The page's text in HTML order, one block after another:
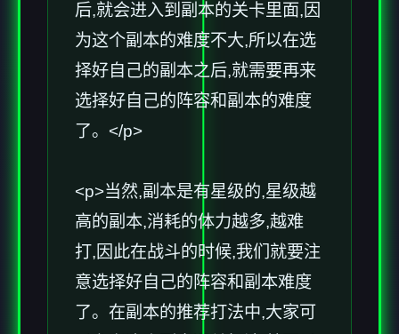
后,就会进入到副本的关卡里面,因
为这个副本的难度不大,所以在选
择好自己的副本之后,就需要再来
选择好自己的阵容和副本的难度
了。</p>
<p>当然,副本是有星级的,星级越
高的副本,消耗的体力越多,越难
打,因此在战斗的时候,我们就要注
意选择好自己的阵容和副本难度
了。在副本的推荐打法中,大家可